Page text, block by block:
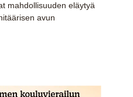
mahdollisuuden eläytyä
avun